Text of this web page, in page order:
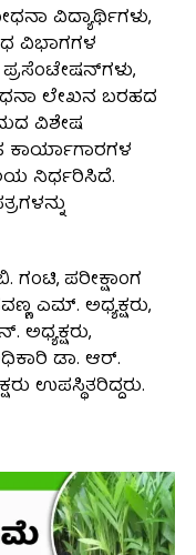
ವಿದ್ಯಾರ್ಥಿಗಳು,
ವಿಭಾಗಗಳ
ಲೇಖನ ಬರಹದ
ವಿಶೇಷ
ಕಾರ್ಯಾಗಾರಗಳ
ನಿರ್ಧರಿಸಿದೆ.
ಪರೀಕ್ಷಾಂಗ
ಎಮ್. ಅಧ್ಯಕ್ಷರು,
ಡಾ. ಆರ್.
ಉಪಸ್ಥಿತರಿದ್ದರು.